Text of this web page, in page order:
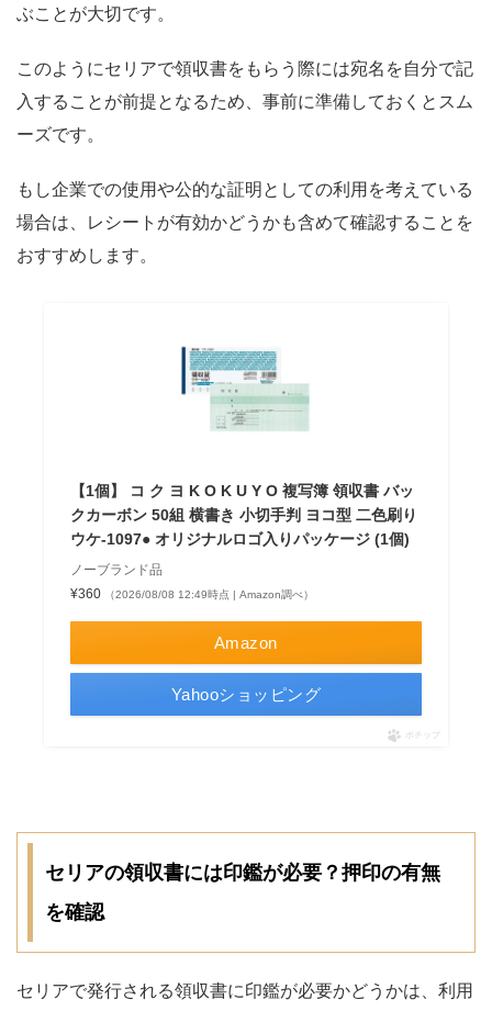
ぶことが大切です。
このようにセリアで領収書をもらう際には宛名を自分で記
入することが前提となるため、事前に準備しておくとスム
ーズです。
もし企業での使用や公的な証明としての利用を考えている
場合は、レシートが有効かどうかも含めて確認することを
おすすめします。
【1個】 コ ク ヨ K O K U Y O 複写簿 領収書 バッ
クカーボン 50組 横書き 小切手判 ヨコ型 二色刷り
ウケ-1097● オリジナルロゴ入りパッケージ (1個)
ノーブランド品
¥360
（2026/08/08 12:49時点 | Amazon調べ）
Amazon
Yahooショッピング
ポチップ
セリアの領収書には印鑑が必要？押印の有無
を確認
セリアで発行される領収書に印鑑が必要かどうかは、利用